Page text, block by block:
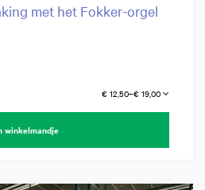
met het Fokker-orgel
€ 12,50–€ 19,00
winkelmandje